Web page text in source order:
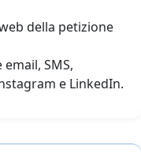
della petizione
SMS,
e LinkedIn.